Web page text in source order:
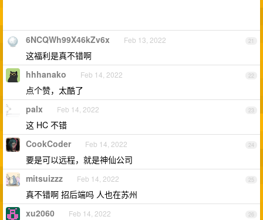
21
6NCQWh99X46kZv6x Feb 13, 2022
这福利是真不错啊
22
hhhanako Feb 14, 2022
点个赞，太酷了
23
palx Feb 14, 2022
这 HC 不错
24
CookCoder Feb 14, 2022
要是可以远程，就是神仙公司
25
mitsuizzz Feb 14, 2022
真不错啊 招后端吗 人也在苏州
26
xu2060 Feb 14, 2022